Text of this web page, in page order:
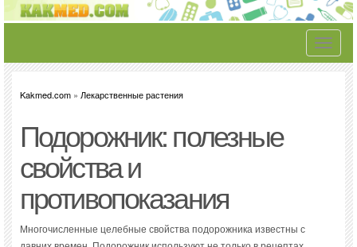
Toggle
Kakmed.com » Лекарственные растения
Подорожник: полезные
свойства и
противопоказания
Многочисленные целебные свойства подорожника известны с